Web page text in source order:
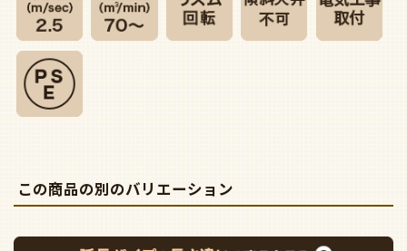
この商品の別のバリエーション